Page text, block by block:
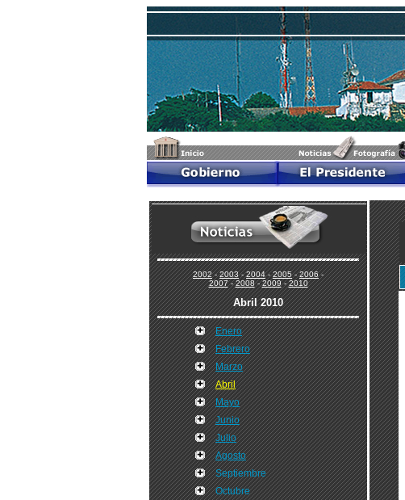
2002-2003-2004-2005-2006-
2007-2008-2009-2010
Abril 2010
Enero
Febrero
Marzo
Abril
Mayo
Junio
Julio
Agosto
Septiembre
Octubre